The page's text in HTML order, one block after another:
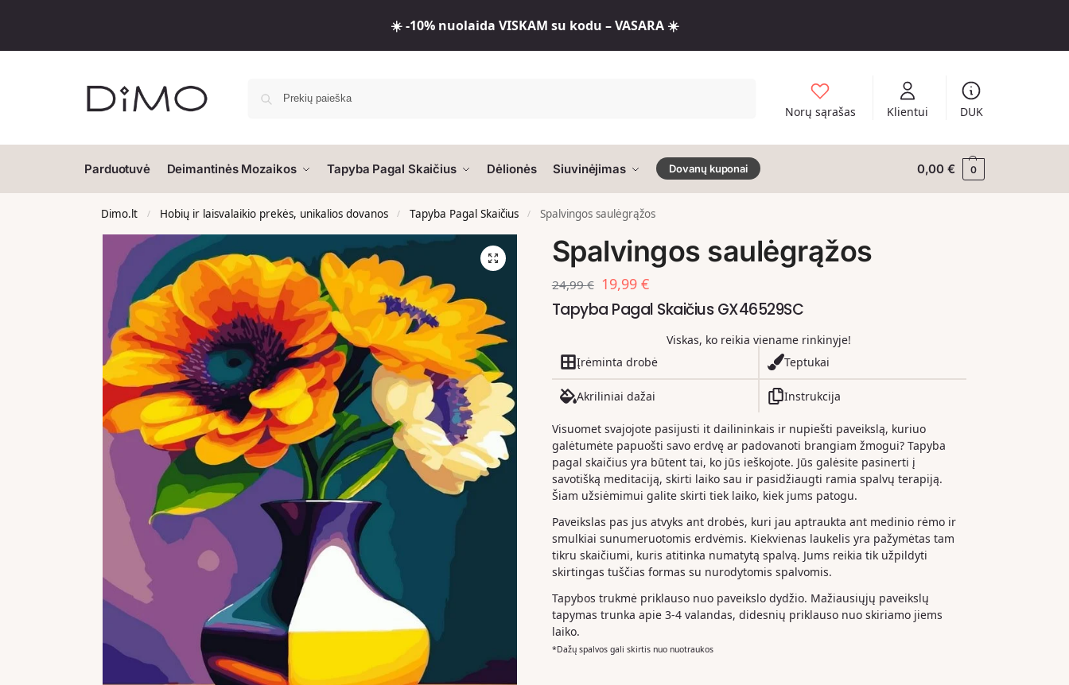
☀️ -10% nuolaida VISKAM su kodu – VASARA ☀️
Norų sąrašas Klientui DUK
Parduotuvė Deimantinės Mozaikos Tapyba Pagal Skaičius Dėlionės Siuvinėjimas Dovanų kuponai 0,00€ 0
Dimo.lt / Hobių ir laisvalaikio prekės, unikalios dovanos / Tapyba Pagal Skaičius / Spalvingos saulėgrąžos
Spalvingos saulėgrąžos
24,99€ 19,99 €
Tapyba Pagal Skaičius GX46529SC
Viskas, ko reikia viename rinkinyje!
Įrėminta drobė
Teptukai
Akriliniai dažai Instrukcija
Visuomet svajojote pasijusti it dailininkais ir nupiešti paveikslą, kuriuo
galėtumėte papuošti savo erdvę ar padovanoti brangiam žmogui? Tapyba
pagal skaičius yra būtent tai, ko jūs ieškojote. Jūs galėsite pasinerti į
savotišką meditaciją, skirti laiko sau ir pasidžiaugti ramia spalvų terapiją.
Šiam užsiėmimui galite skirti tiek laiko, kiek jums patogu.
Paveikslas pas jus atvyks ant drobės, kuri jau aptraukta ant medinio rėmo ir
smulkiai sunumeruotomis erdvėmis. Kiekvienas laukelis yra pažymėtas tam
tikru skaičiumi, kuris atitinka numatytą spalvą. Jums reikia tik užpildyti
skirtingas tuščias formas su nurodytomis spalvomis.
Tapybos trukmė priklauso nuo paveikslo dydžio. Mažiausiųjų paveikslų
tapymas trunka apie 3-4 valandas, didesnių priklauso nuo skiriamo jiems
laiko.
*Dažų spalvos gali skirtis nuo nuotraukos